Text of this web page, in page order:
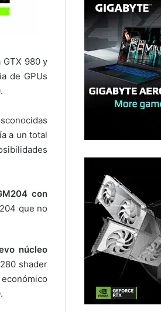
GTX 980 y
de GPUs
a un total
con
que no
núcleo
shader